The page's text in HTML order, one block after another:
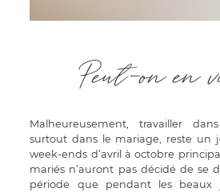
Peut-on en
Malheureusement, travailler
surtout dans le mariage, reste un
week-ends d’avril à octobre
mariés n’auront pas décidé de se
période que pendant les beaux